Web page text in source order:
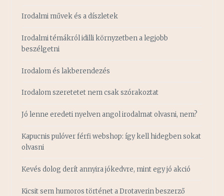
Irodalmi művek és a díszletek
Irodalmi témákról idilli környzetben a legjobb
beszélgetni
Irodalom és lakberendezés
Irodalom szeretetet nem csak szórakoztat
Jó lenne eredeti nyelven angol irodalmat olvasni, nem?
Kapucnis pulóver férfi webshop: így kell hidegben sokat
olvasni
Kevés dolog derít annyira jókedvre, mint egy jó akció
Kicsit sem humoros történet a Drotaverin beszerző